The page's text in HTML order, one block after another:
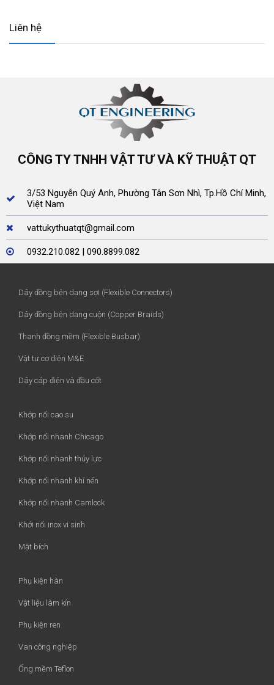
Liên hệ
CÔNG TY TNHH VẬT TƯ VÀ KỸ THUẬT QT
3/53 Nguyễn Quý Anh, Phường Tân Sơn Nhì, Tp.Hồ Chí Minh,
Việt Nam
vattukythuatqt@gmail.com
0932.210.082 | 090.8899.082
Dây đồng bện dạng sợi (Flexible Connectors)
Dây đồng bện dạng cuộn (Copper Braids)
Thanh đồng mềm (Flexible Busbar)
Vật tư cơ điện M&E
Dây cáp điện và đầu cốt
Khớp nối cao su
Khớp nối nhanh Chicago
Khớp nối nhanh thủy lực
Khớp nối nhanh khí nén
Khớp nối nhanh Camlock
Khới nối inox vi sinh
Mặt bích
Phụ kiện hàn
Vật liệu làm kín
Phụ kiện ren
Van công nghiệp
Ống mềm Teflon